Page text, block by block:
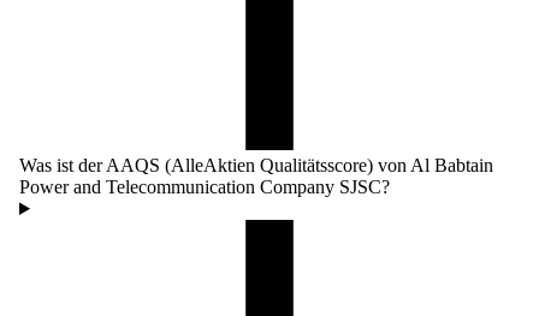
Was ist der AAQS (AlleAktien Qualitätsscore) von Al Babtain
Power and Telecommunication Company SJSC?